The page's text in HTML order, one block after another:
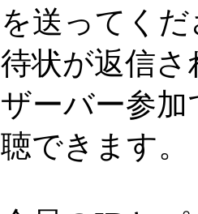
を送ってく
待状が返信
ザーバー参
聴できます。